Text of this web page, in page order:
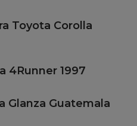
Toyota Corolla
4Runner 1997
Glanza Guatemala